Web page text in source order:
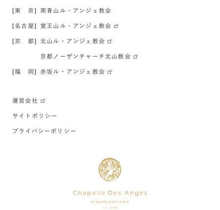
[東 京] 南青山ル・アンジェ教会
[名古屋] 覚王山ル・アンジェ教会
[京 都] 北山ル・アンジェ教会
京都ノーザンチャーチ北山教会
[福 岡] 赤坂ル・アンジェ教会
運営会社
サイトポリシー
プライバシーポリシー